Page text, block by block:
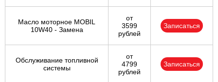
Масло моторное MOBIL
10W40 - Замена
от
3599
рублей
Записаться
Обслуживание топливной
системы
от
4799
рублей
Записаться